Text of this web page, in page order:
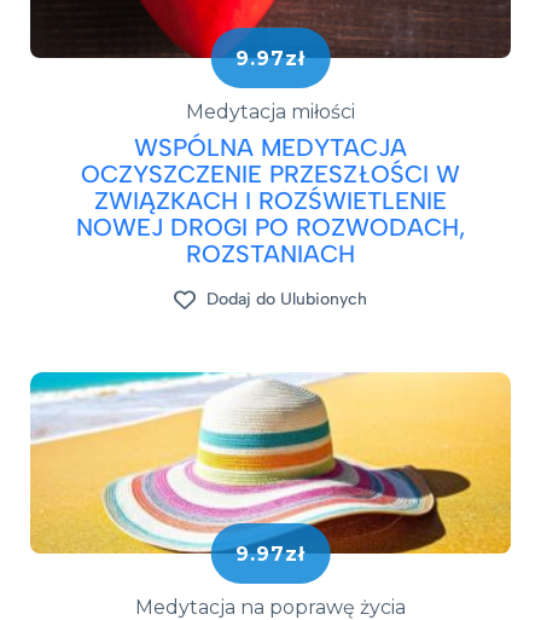
9.97zł
Medytacja miłości
WSPÓLNA MEDYTACJA
OCZYSZCZENIE PRZESZŁOŚCI W
ZWIĄZKACH I ROZŚWIETLENIE
NOWEJ DROGI PO ROZWODACH,
ROZSTANIACH
Dodaj do Ulubionych
9.97zł
Medytacja na poprawę życia